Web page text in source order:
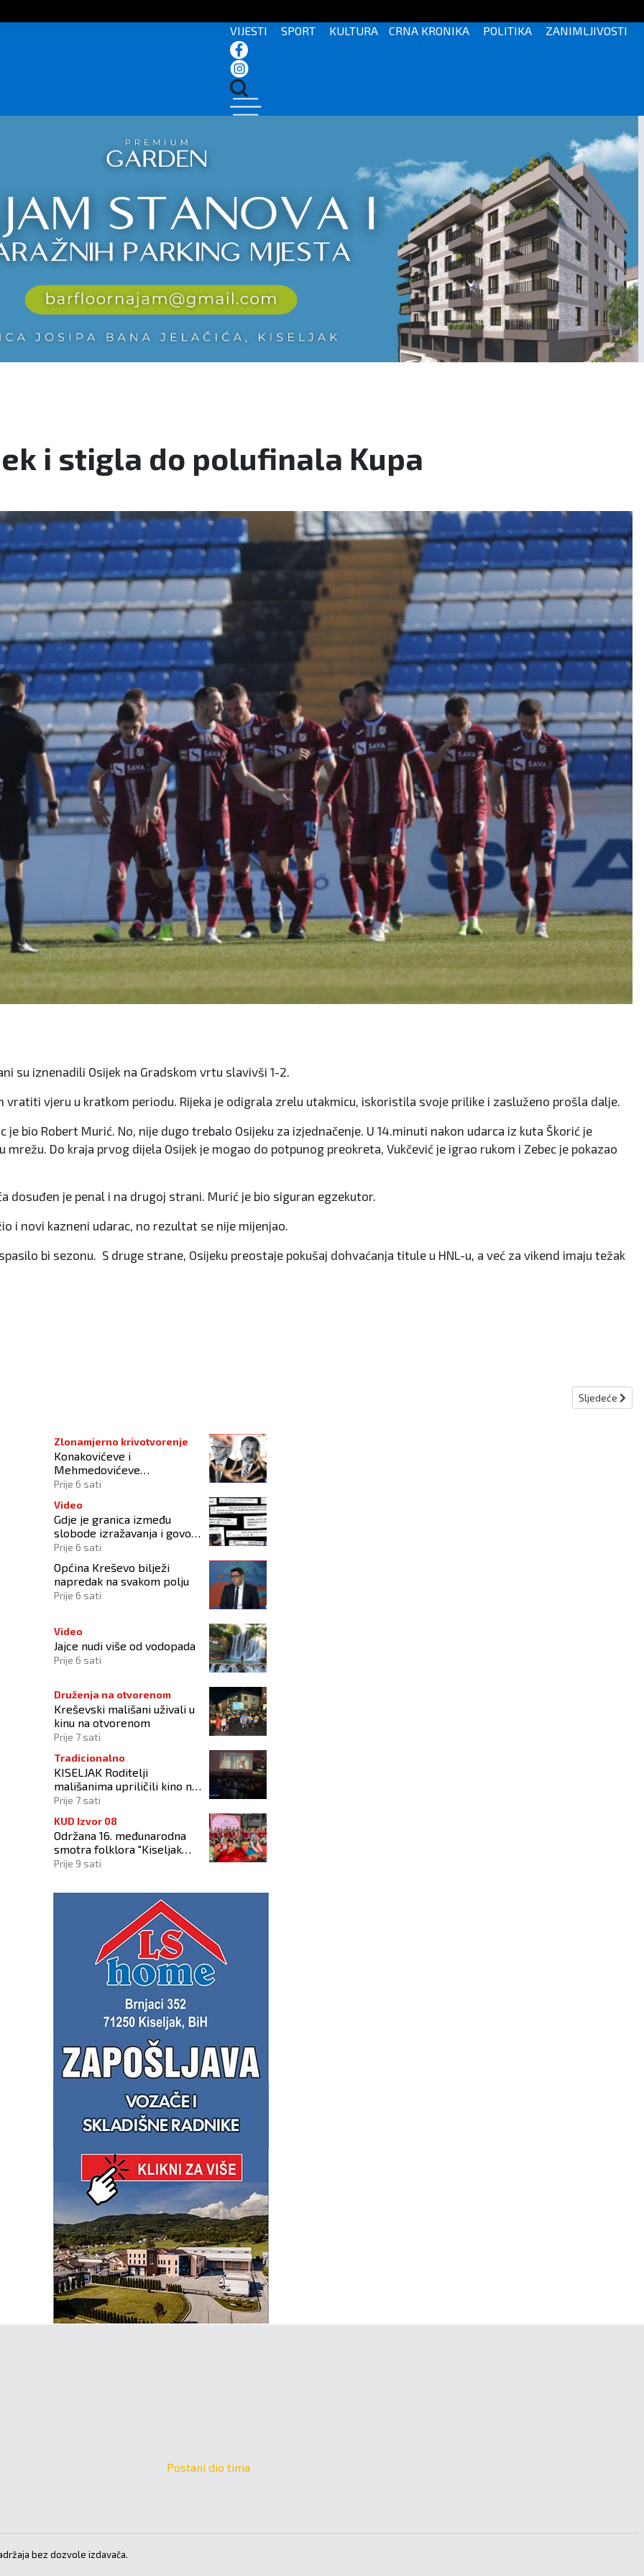
VIJESTI SPORT KULTURA CRNA KRONIKA POLITIKA ZANIMLJIVOSTI
i stigla do polufinala Kupa
su iznenadili Osijek na Gradskom vrtu slavivši 1-2.
vratiti vjeru u kratkom periodu. Rijeka je odigrala zrelu utakmicu, iskoristila svoje prilike i zasluženo prošla dalje.
bio Robert Murić. No, nije dugo trebalo Osijeku za izjednačenje. U 14.minuti nakon udarca iz kuta Škorić je
Do kraja prvog dijela Osijek je mogao do potpunog preokreta, Vukčević je igrao rukom i Zebec je pokazao
dosuđen je penal i na drugoj strani. Murić je bio siguran egzekutor.
i novi kazneni udarac, no rezultat se nije mijenjao.
bi sezonu. S druge strane, Osijeku preostaje pokušaj dohvaćanja titule u HNL-u, a već za vikend imaju težak
vrijeđanja Ibrahimovića Sljedeći
Sljedeće
Zlonamjerno krivotvorenje
Konakovićeve i
Mehmedovićeve
manipulacije ne osporavaju
Prije 6 sati
Video
Gdje je granica između
slobode izražavanja i govora
mržnje?
Prije 6 sati
Općina Kreševo bilježi
napredak na svakom polju
Prije 6 sati
Video
Jajce nudi više od vodopada
Prije 6 sati
Druženja na otvorenom
Kreševski mališani uživali u
kinu na otvorenom
Prije 7 sati
Tradicionalno
KISELJAK Roditelji
mališanima upriličili kino na
otvorenom
Prije 7 sati
KUD Izvor 08
Održana 16. međunarodna
smotra folklora "Kiseljak
2026"
Prije 9 sati
Postani dio tima
bez dozvole izdavača.